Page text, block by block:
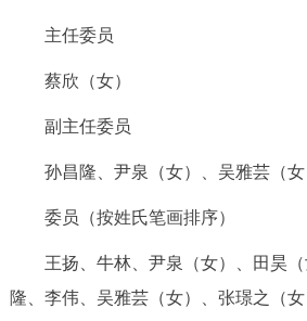
主任委员
蔡欣（女）
副主任委员
孙昌隆、尹泉（女）、吴雅芸（
委员（按姓氏笔画排序）
王扬、牛林、尹泉（女）、田昊
隆、李伟、吴雅芸（女）、张璟之（